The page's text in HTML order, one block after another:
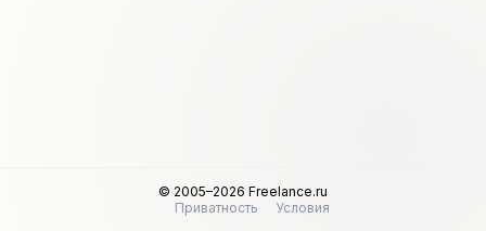
© 2005–2026 Freelance.ru
Приватность
Условия